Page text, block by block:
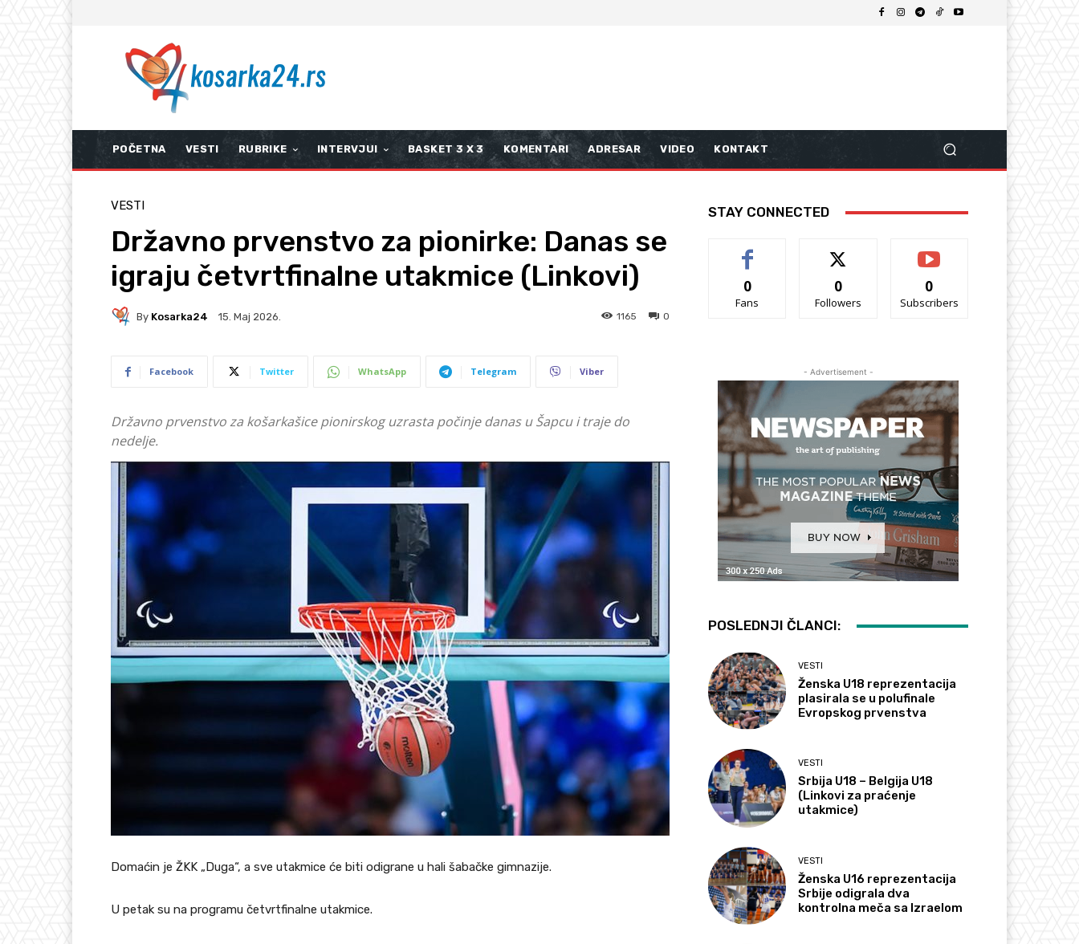
POČETNA VESTI RUBRIKE INTERVJUI BASKET 3 X 3 KOMENTARI ADRESAR VIDEO KONTAKT
VESTI
Državno prvenstvo za pionirke: Danas se
igraju četvrtfinalne utakmice (Linkovi)
By Kosarka24 15. Мај 2026. 0
1165
Facebook Twitter WhatsApp Telegram Viber
Državno prvenstvo za košarkašice pionirskog uzrasta počinje danas u Šapcu i traje do
nedelje.
Domaćin je ŽKK „Duga“, a sve utakmice će biti odigrane u hali šabačke gimnazije.
U petak su na programu četvrtfinalne utakmice.
STAY CONNECTED
0
Fans
0
Followers
0
Subscribers
- Advertisement -
POSLEDNJI ČLANCI:
VESTI
Ženska U18 reprezentacija
plasirala se u polufinale
Evropskog prvenstva
VESTI
Srbija U18 – Belgija U18
(Linkovi za praćenje
utakmice)
VESTI
Ženska U16 reprezentacija
Srbije odigrala dva
kontrolna meča sa Izraelom